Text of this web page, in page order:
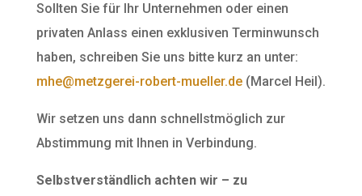
Sollten Sie für Ihr Unternehmen oder einen
privaten Anlass einen exklusiven Terminwunsch
haben, schreiben Sie uns bitte kurz an unter:
mhe@metzgerei-robert-mueller.de(Marcel Heil).
Wir setzen uns dann schnellstmöglich zur
Abstimmung mit Ihnen in Verbindung.
Selbstverständlich achten wir – zu